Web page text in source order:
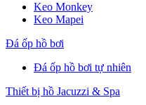
Keo Monkey
Keo Mapei
Đá ốp hồ bơi
Đá ốp hồ bơi tự nhiên
Thiết bị hồ Jacuzzi & Spa